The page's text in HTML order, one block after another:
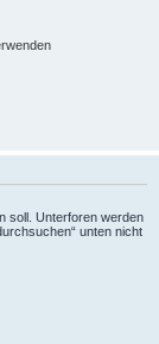
soll. Unterforen werden
unten nicht